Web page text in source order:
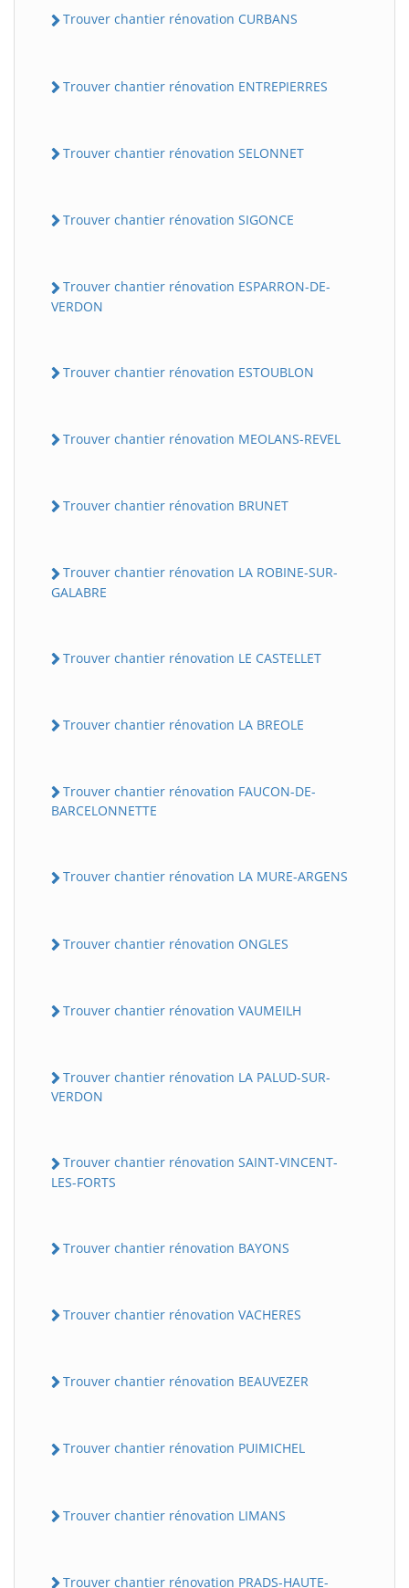
Trouver chantier rénovation CURBANS
Trouver chantier rénovation ENTREPIERRES
Trouver chantier rénovation SELONNET
Trouver chantier rénovation SIGONCE
Trouver chantier rénovation ESPARRON-DE-
VERDON
Trouver chantier rénovation ESTOUBLON
Trouver chantier rénovation MEOLANS-REVEL
Trouver chantier rénovation BRUNET
Trouver chantier rénovation LA ROBINE-SUR-
GALABRE
Trouver chantier rénovation LE CASTELLET
Trouver chantier rénovation LA BREOLE
Trouver chantier rénovation FAUCON-DE-
BARCELONNETTE
Trouver chantier rénovation LA MURE-ARGENS
Trouver chantier rénovation ONGLES
Trouver chantier rénovation VAUMEILH
Trouver chantier rénovation LA PALUD-SUR-
VERDON
Trouver chantier rénovation SAINT-VINCENT-
LES-FORTS
Trouver chantier rénovation BAYONS
Trouver chantier rénovation VACHERES
Trouver chantier rénovation BEAUVEZER
Trouver chantier rénovation PUIMICHEL
Trouver chantier rénovation LIMANS
Trouver chantier rénovation PRADS-HAUTE-